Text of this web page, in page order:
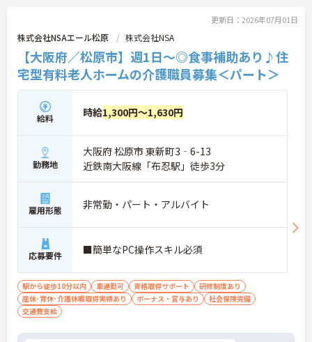
更新日：2026年07月01日
株式会社NSAエール松原 株式会社NSA
【大阪府／松原市】週1日～◎食事補助あり♪住
宅型有料老人ホームの介護職員募集＜パート＞
給料 時給1,300円～1,630円
勤務地
大阪府 松原市 東新町3‐6-13
近鉄南大阪線「布忍駅」徒歩3分
雇用形態 非常勤・パート・アルバイト
応募要件 ■簡単なPC操作スキル必須
駅から徒歩10分以内 車通勤可 資格取得サポート
研修制度あり
産休･育休･介護休暇取得実績あり
ボーナス・賞与あり
社会保険完備
交通費支給